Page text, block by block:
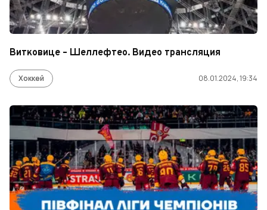
Витковице – Шеллефтео. Видео трансляция
Хоккей 08.01.2024, 19:34